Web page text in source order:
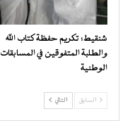
شنقيط: تكريم حفظة كتاب الله
والطلبة المتفوقين في المسابقات
الوطنية
السابق التالي